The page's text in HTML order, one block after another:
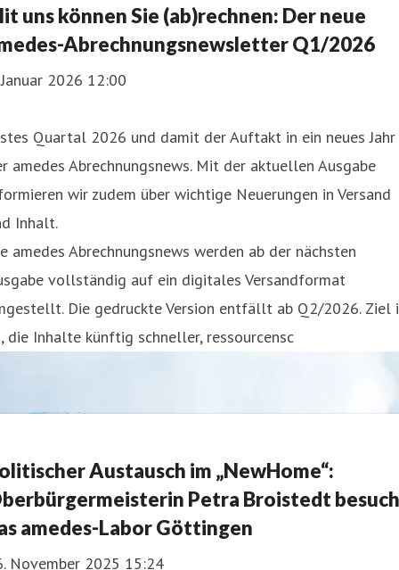
uns können Sie (ab)rechnen: Der neue
Abrechnungsnewsletter Q1/2026
2026 12:00
Quartal 2026 und damit der Auftakt in ein neues Jahr
amedes Abrechnungsnews. Mit der aktuellen Ausgabe
wir zudem über wichtige Neuerungen in Versand
Inhalt.
amedes Abrechnungsnews werden ab der nächsten
vollständig auf ein digitales Versandformat
Die gedruckte Version entfällt ab Q2/2026. Ziel
die Inhalte künftig schneller, ressourcensc
Austausch im „NewHome“:
Petra Broistedt
amedes-Labor Göttingen
November 2025 15:24